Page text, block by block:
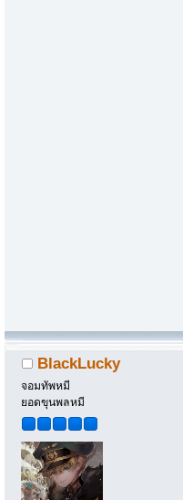
BlackLucky
จอมทัพหมี
ยอดขุนพลหมี